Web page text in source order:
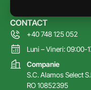
CONTACT
+40 748 125 052
Luni – Vineri: 09:00-
Companie
S.C. Alamos Select
RO 10852395